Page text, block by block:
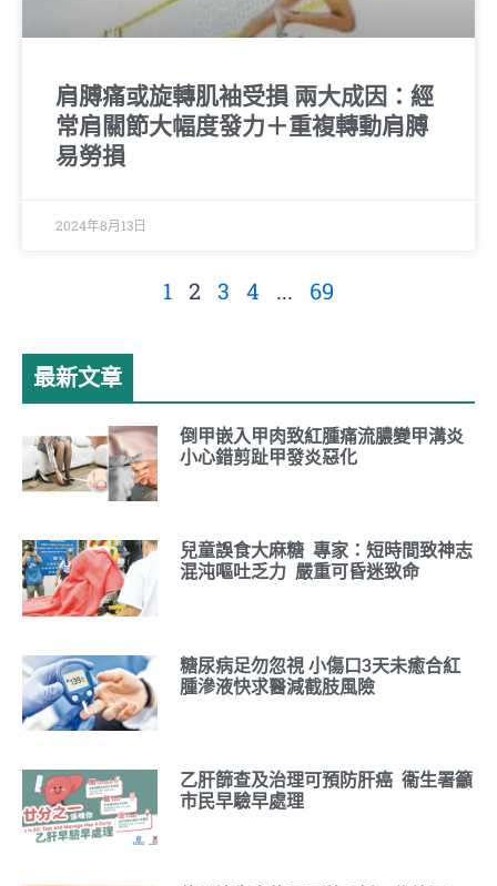
肩膊痛或旋轉肌袖受損 兩大成因：經
常肩關節大幅度發力＋重複轉動肩膊
易勞損
2024年8月13日
1 2 3 4 ... 69
最新文章
倒甲嵌入甲肉致紅腫痛流膿變甲溝炎
小心錯剪趾甲發炎惡化
兒童誤食大麻糖 專家：短時間致神志
混沌嘔吐乏力 嚴重可昏迷致命
糖尿病足勿忽視 小傷口3天未癒合紅
腫滲液快求醫減截肢風險
乙肝篩查及治理可預防肝癌 衞生署籲
市民早驗早處理